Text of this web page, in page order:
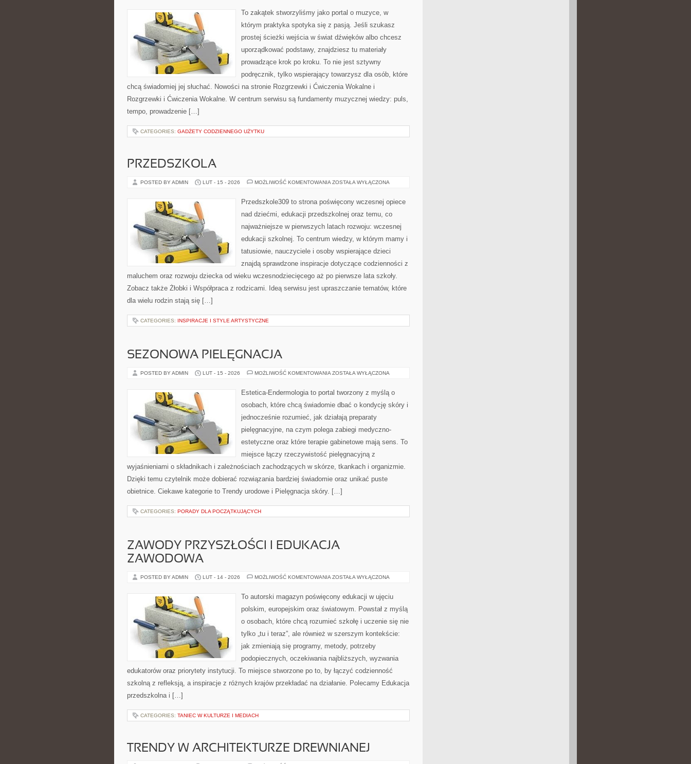
To zakątek stworzyliśmy jako portal o muzyce, w
którym praktyka spotyka się z pasją. Jeśli szukasz
prostej ścieżki wejścia w świat dźwięków albo chcesz
uporządkować podstawy, znajdziesz tu materiały
prowadzące krok po kroku. To nie jest sztywny
podręcznik, tylko wspierający towarzysz dla osób, które
chcą świadomiej jej słuchać. Nowości na stronie Rozgrzewki i Ćwiczenia Wokalne i
Rozgrzewki i Ćwiczenia Wokalne. W centrum serwisu są fundamenty muzycznej wiedzy: puls,
tempo, prowadzenie […]
CATEGORIES: GADŻETY CODZIENNEGO UŻYTKU
PRZEDSZKOLA
POSTED BY ADMIN LUT - 15 - 2026 MOŻLIWOŚĆ KOMENTOWANIA PRZEDSZKOLA
ZOSTAŁA WYŁĄCZONA
Przedszkole309 to strona poświęcony wczesnej opiece
nad dziećmi, edukacji przedszkolnej oraz temu, co
najważniejsze w pierwszych latach rozwoju: wczesnej
edukacji szkolnej. To centrum wiedzy, w którym mamy i
tatusiowie, nauczyciele i osoby wspierające dzieci
znajdą sprawdzone inspiracje dotyczące codzienności z
maluchem oraz rozwoju dziecka od wieku wczesnodziecięcego aż po pierwsze lata szkoły.
Zobacz także Żłobki i Współpraca z rodzicami. Ideą serwisu jest upraszczanie tematów, które
dla wielu rodzin stają się […]
CATEGORIES: INSPIRACJE I STYLE ARTYSTYCZNE
SEZONOWA PIELĘGNACJA
POSTED BY ADMIN LUT - 15 - 2026 MOŻLIWOŚĆ KOMENTOWANIA SEZONOWA
ZOSTAŁA WYŁĄCZONA
Estetica-Endermologia to portal tworzony z myślą o
osobach, które chcą świadomie dbać o kondycję skóry i
jednocześnie rozumieć, jak działają preparaty
pielęgnacyjne, na czym polega zabiegi medyczno-
estetyczne oraz które terapie gabinetowe mają sens. To
miejsce łączy rzeczywistość pielęgnacyjną z
wyjaśnieniami o składnikach i zależnościach zachodzących w skórze, tkankach i organizmie.
Dzięki temu czytelnik może dobierać rozwiązania bardziej świadomie oraz unikać puste
obietnice. Ciekawe kategorie to Trendy urodowe i Pielęgnacja skóry. […]
CATEGORIES: PORADY DLA POCZĄTKUJĄCYCH
ZAWODY PRZYSZŁOŚCI I EDUKACJA
ZAWODOWA
POSTED BY ADMIN LUT - 14 - 2026 MOŻLIWOŚĆ KOMENTOWANIA ZAWODY
EDUKACJA
ZAWODOWA
ZOSTAŁA WYŁĄCZONA
To autorski magazyn poświęcony edukacji w ujęciu
polskim, europejskim oraz światowym. Powstał z myślą
o osobach, które chcą rozumieć szkołę i uczenie się nie
tylko „tu i teraz”, ale również w szerszym kontekście:
jak zmieniają się programy, metody, potrzeby
podopiecznych, oczekiwania najbliższych, wyzwania
edukatorów oraz priorytety instytucji. To miejsce stworzone po to, by łączyć codzienność
szkolną z refleksją, a inspiracje z różnych krajów przekładać na działanie. Polecamy Edukacja
przedszkolna i […]
CATEGORIES: TANIEC W KULTURZE I MEDIACH
TRENDY W ARCHITEKTURZE DREWNIANEJ